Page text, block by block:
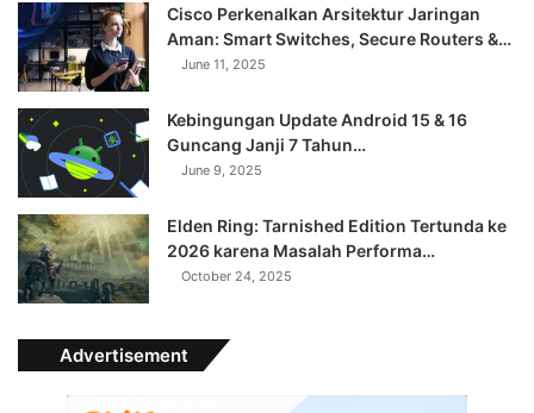
Cisco Perkenalkan Arsitektur Jaringan
Aman: Smart Switches, Secure Routers &…
June 11, 2025
Kebingungan Update Android 15 & 16
Guncang Janji 7 Tahun…
June 9, 2025
Elden Ring: Tarnished Edition Tertunda ke
2026 karena Masalah Performa…
October 24, 2025
Advertisement